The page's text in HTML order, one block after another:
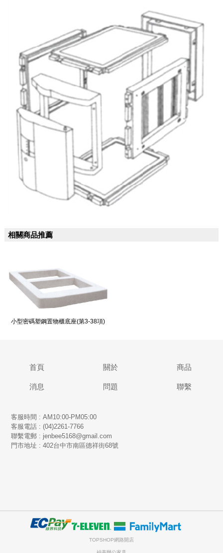
相關商品推薦
小型密碼塑鋼置物櫃底座(第3-38項)
首頁 關於 商品
消息 問題 聯繫
客服時間 : AM10:00-PM05:00
客服電話 : (04)2261-7766
​聯繫電郵 : jenbee5168@gmail.com
門市地址 : 402台中市南區德祥街68號
TOPSHOP網路開店